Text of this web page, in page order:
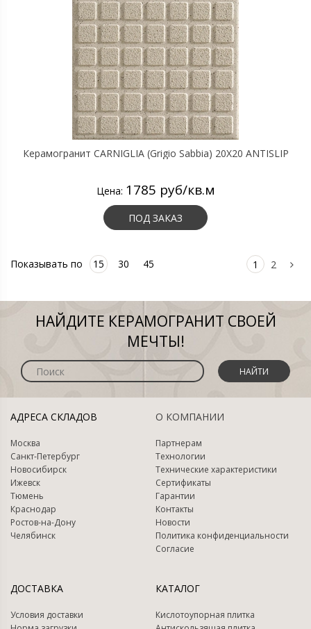
Керамогранит CARNIGLIA (Grigio Sabbia) 20X20 ANTISLIP
Цена: 1785 руб/кв.м
ПОД ЗАКАЗ
Показывать по 15 30 45 1 2
НАЙДИТЕ КЕРАМОГРАНИТ СВОЕЙ
МЕЧТЫ!
НАЙТИ
АДРЕСА СКЛАДОВ
Москва
Санкт-Петербург
Новосибирск
Ижевск
Тюмень
Краснодар
Ростов-на-Дону
Челябинск
О КОМПАНИИ
Партнерам
Технологии
Технические характеристики
Сертификаты
Гарантии
Контакты
Новости
Политика конфиденциальности
Согласие
ДОСТАВКА
Условия доставки
КАТАЛОГ
Кислотоупорная плитка